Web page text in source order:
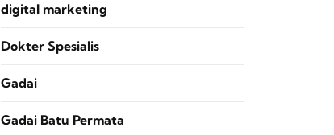
digital marketing
Dokter Spesialis
Gadai
Gadai Batu Permata